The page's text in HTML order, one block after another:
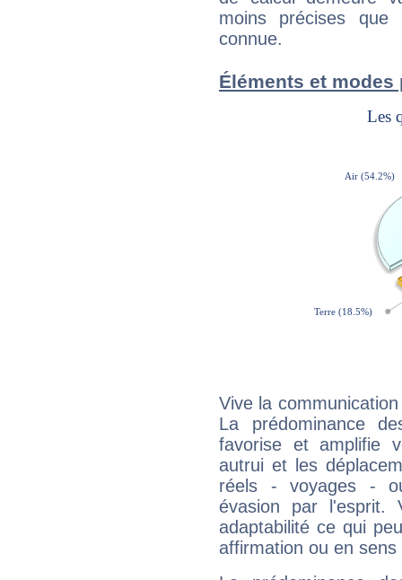
moins précises que
connue.
Éléments et
Vive la
La prédominance
favorise et amplifie
autrui et les
réels - voyages -
évasion par l'esprit.
adaptabilité ce qui
affirmation ou en